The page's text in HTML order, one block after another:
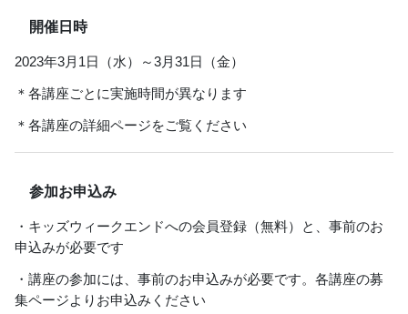
開催日時
2023年3月1日（水）～3月31日（金）
＊各講座ごとに実施時間が異なります
＊各講座の詳細ページをご覧ください
参加お申込み
・キッズウィークエンドへの会員登録（無料）と、事前のお
申込みが必要です
・講座の参加には、事前のお申込みが必要です。各講座の募
集ページよりお申込みください